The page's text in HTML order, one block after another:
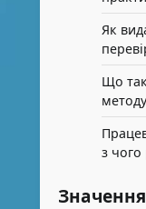
Як
Що
з
Значення